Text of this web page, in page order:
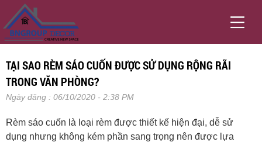
TẠI SAO RÈM SÁO CUỐN ĐƯỢC SỬ DỤNG RỘNG RÃI
TRONG VĂN PHÒNG?
Ngày đăng : 06/10/2020 - 2:38 PM
Rèm sáo cuốn là loại rèm được thiết kế hiện đại, dễ sử
dụng nhưng không kém phần sang trọng nên được lựa